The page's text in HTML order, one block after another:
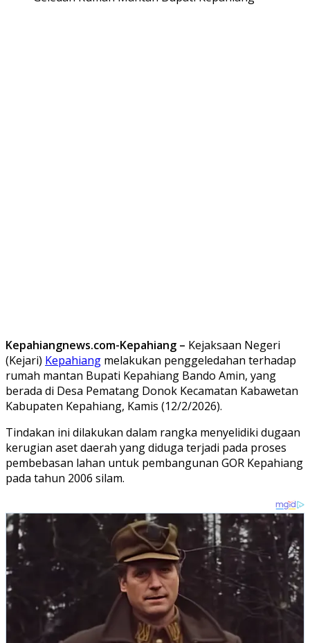
Kepahiangnews.com-Kepahiang – Kejaksaan Negeri
(Kejari) Kepahiang melakukan penggeledahan terhadap
rumah mantan Bupati Kepahiang Bando Amin, yang
berada di Desa Pematang Donok Kecamatan Kabawetan
Kabupaten Kepahiang, Kamis (12/2/2026).
Tindakan ini dilakukan dalam rangka menyelidiki dugaan
kerugian aset daerah yang diduga terjadi pada proses
pembebasan lahan untuk pembangunan GOR Kepahiang
pada tahun 2006 silam.